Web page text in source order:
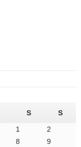
S
S
1
2
8
9